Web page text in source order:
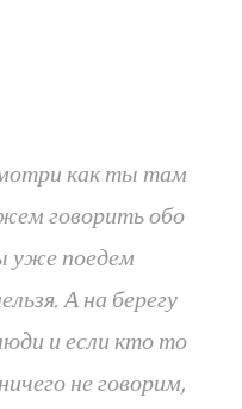
как ты там
говорить обо
уже поедем
А на берегу
и если кто то
не говорим,